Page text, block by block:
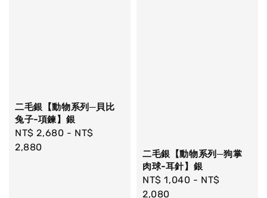
二毛銀【動物系列─貝比
兔子-項鍊】銀
Regular
price
NT$ 2,680 - NT$
2,880
二毛銀【動物系列─狗掌
肉球-耳針】銀
Regular
price
NT$ 1,040 - NT$
2,080